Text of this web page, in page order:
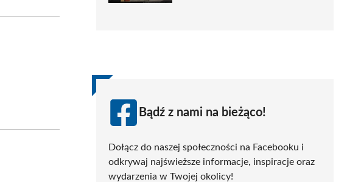
Bądź z nami na bieżąco!
Dołącz do naszej społeczności na Facebooku i
odkrywaj najświeższe informacje, inspiracje oraz
wydarzenia w Twojej okolicy!